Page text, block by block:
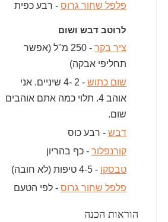
פלפל שחור גרוס - רבע כפית
לרוטב דבש ושום
ציר בקר
- 250 מ''ל (אפשר
תחליפי אבקה)
שום כתוש
- 2 -4 שיניים. אני
אוהב 4. תלוי כמה אתם אוהבים
שום.
דבש - רבע כוס
קורנפלור - כף בהריון
טבסקו - 4-5 טיפות (לא חובה)
פלפל שחור גרוס - לפי הטעם
הוראות הכנה